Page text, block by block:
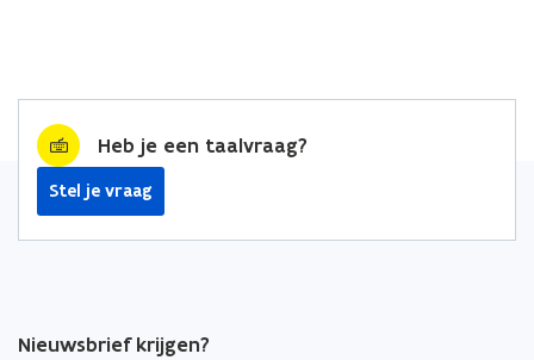
Heb je een taalvraag?
Stel je vraag
Nieuwsbrief krijgen?